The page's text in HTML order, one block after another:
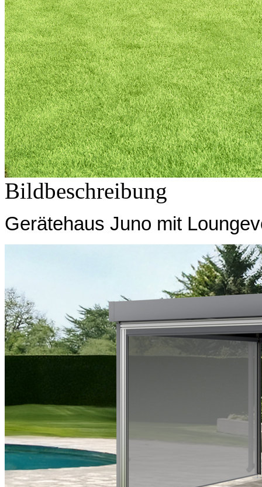
Bildbeschreibung
Gerätehaus Juno mit